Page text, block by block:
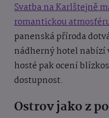
Svatba na Karlštejně
romantickou
panenská příroda
nádherný hotel nabízí
hosté pak ocení
dostupnost.
Ostrov jako z